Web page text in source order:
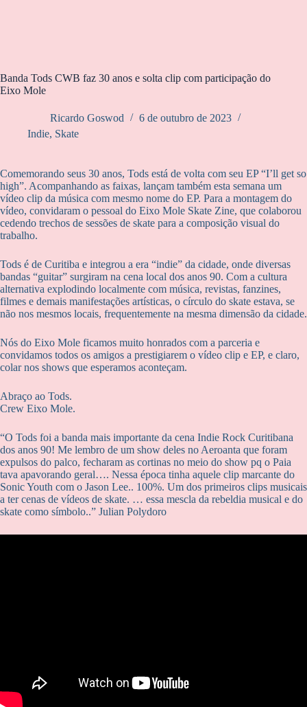
Banda Tods CWB faz 30 anos e solta clip com participação do
Eixo Mole
Ricardo Goswod
6 de outubro de 2023
Indie, Skate
Comemorando seus 30 anos, Tods está de volta com seu EP “I’ll get so
high”. Acompanhando as faixas, lançam também esta semana um
vídeo clip da música com mesmo nome do EP. Para a montagem do
vídeo, convidaram o pessoal do Eixo Mole Skate Zine, que colaborou
cedendo trechos de sessões de skate para a composição visual do
trabalho.
Tods é de Curitiba e integrou a era “indie” da cidade, onde diversas
bandas “guitar” surgiram na cena local dos anos 90. Com a cultura
alternativa explodindo localmente com música, revistas, fanzines,
filmes e demais manifestações artísticas, o círculo do skate estava, se
não nos mesmos locais, frequentemente na mesma dimensão da cidade.
Nós do Eixo Mole ficamos muito honrados com a parceria e
convidamos todos os amigos a prestigiarem o vídeo clip e EP, e claro,
colar nos shows que esperamos aconteçam.
Abraço ao Tods.
Crew Eixo Mole.
“O Tods foi a banda mais importante da cena Indie Rock Curitibana
dos anos 90! Me lembro de um show deles no Aeroanta que foram
expulsos do palco, fecharam as cortinas no meio do show pq o Paia
tava apavorando geral…. Nessa época tinha aquele clip marcante do
Sonic Youth com o Jason Lee.. 100%. Um dos primeiros clips musicais
a ter cenas de vídeos de skate. … essa mescla da rebeldia musical e do
skate como símbolo..” Julian Polydoro